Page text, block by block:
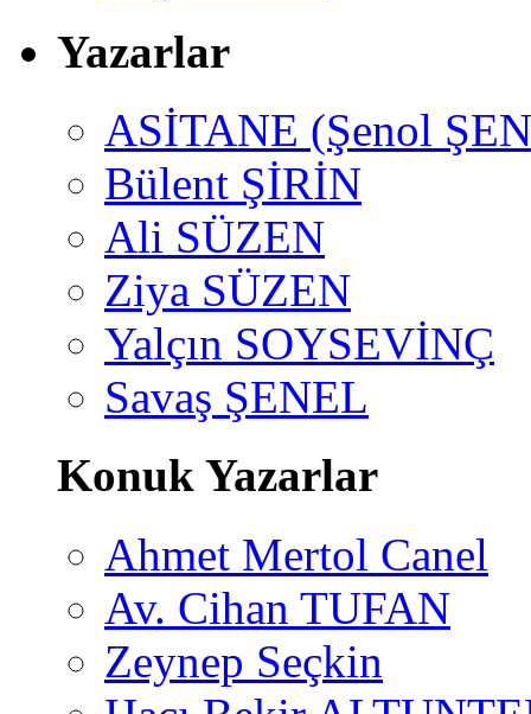
Yazarlar
ASİTANE (Şenol
Bülent ŞİRİN
Ali SÜZEN
Ziya SÜZEN
Yalçın SOYSEVİNÇ
Savaş ŞENEL
Konuk Yazarlar
Ahmet Mertol Canel
Av. Cihan TUFAN
Zeynep Seçkin